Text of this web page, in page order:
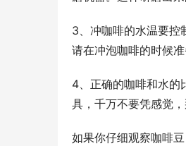
3、冲咖啡的水温要控
请在冲泡咖啡的时候
4、正确的咖啡和水的
具，千万不要凭感觉
如果你仔细观察咖啡